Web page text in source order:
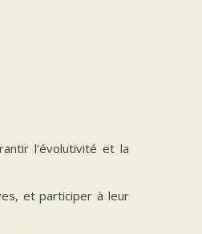
l’évolutivité et la
et participer à leur